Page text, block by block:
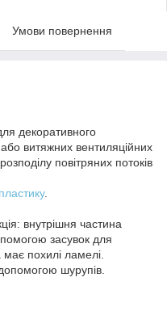
Умови повернення
декоративного
витяжних вентиляційних
повітряних потоків
пластику.
внутрішня частина
засувок для
похилі ламелі.
шурупів.